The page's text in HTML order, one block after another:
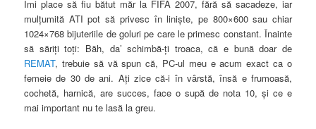
Îmi place să fiu bătut măr la FIFA 2007, fără să sacadeze, iar
mulţumită ATI pot să privesc în linişte, pe 800×600 sau chiar
1024×768 bijuteriile de goluri pe care le primesc constant. Înainte
să săriţi toţi: Băh, da’ schimbă-ţi troaca, că e bună doar de
REMAT, trebuie să vă spun că, PC-ul meu e acum exact ca o
femeie de 30 de ani. Aţi zice că-i în vârstă, însă e frumoasă,
cochetă, harnică, are succes, face o supă de nota 10, şi ce e
mai important nu te lasă la greu.